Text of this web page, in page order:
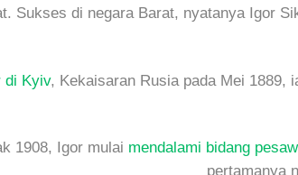
Sukses di negara Barat, nyatanya Igor
di Kyiv, Kekaisaran Rusia pada Mei 1889,
1908, Igor mulai mendalami bidang
pertamanya